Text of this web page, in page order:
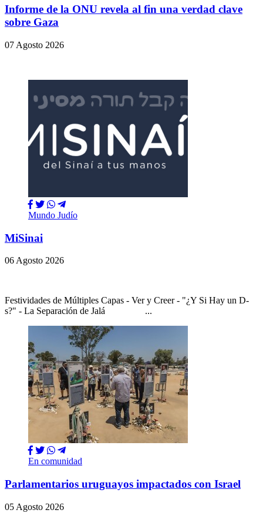
Informe de la ONU revela al fin una verdad clave
sobre Gaza
07 Agosto 2026
Mundo Judío
MiSinai
06 Agosto 2026
Festividades de Múltiples Capas - Ver y Creer - "¿Y Si Hay un D-
s?" - La Separación de Jalá ...
En comunidad
Parlamentarios uruguayos impactados con Israel
05 Agosto 2026